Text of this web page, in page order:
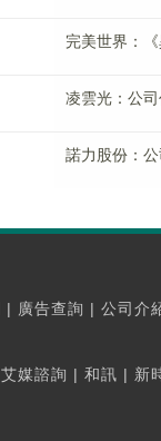
完美世界：
凌雲光：公
諾力股份：
| 廣告查詢 | 公司介
艾媒諮詢 | 和訊 | 新